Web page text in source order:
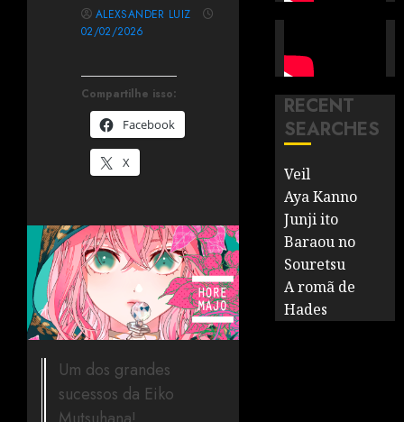
Compartilhe isso:
Facebook
X
ALEXSANDER LUIZ
02/02/2026
Um dos grandes
sucessos da Eiko
RECENT
SEARCHES
Veil
Aya Kanno
Junji ito
Baraou no
Souretsu
A romã de
Hades